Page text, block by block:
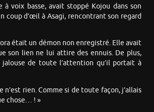
à voix basse, avait stoppé Kojou dans son
coup d’œil à Asagi, rencontrant son regard
était un démon non enregistré. Elle avait
son lien ne lui attire des ennuis. De plus,
de toute l’attention qu’il portait à
n’est rien. Comme si de toute façon, j’allais
chose… ! »